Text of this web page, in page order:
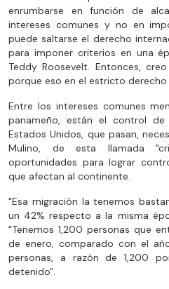
enrumbarse en función de
intereses comunes y no en
puede saltarse el derecho
para imponer criterios en una
Teddy Roosevelt. Entonces,
porque eso en el estricto derecho
Entre los intereses comunes
panameño, están el control
Estados Unidos, que pasan,
Mulino, de esta llamada
oportunidades para lograr
que afectan al continente.
"Esa migración la tenemos
un 42% respecto a la misma
"Tenemos 1,200 personas que
de enero, comparado con el
personas, a razón de 1,200
detenido".